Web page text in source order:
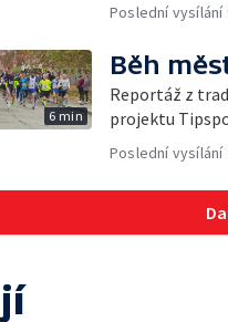
Poslední vysílání
6 min
Běh
Reportáž z
projektu
Poslední vysílání